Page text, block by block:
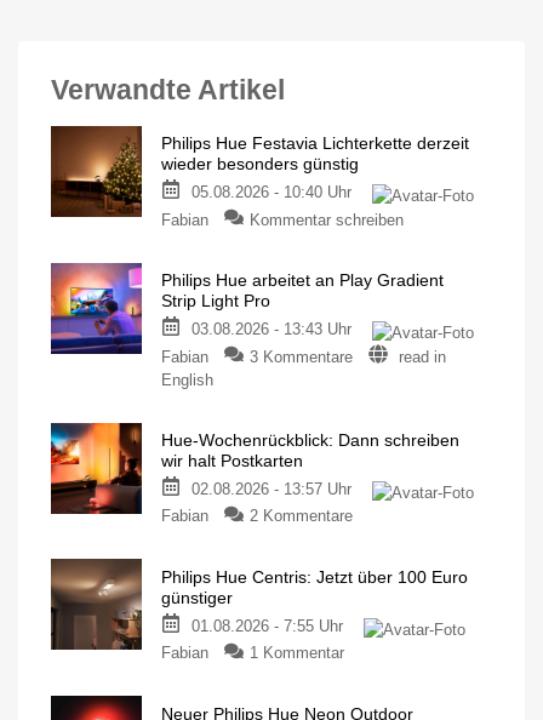
Verwandte Artikel
Philips Hue Festavia Lichterkette derzeit
wieder besonders günstig
05.08.2026 - 10:40 Uhr
Fabian
Kommentar schreiben
Philips Hue arbeitet an Play Gradient
Strip Light Pro
03.08.2026 - 13:43 Uhr
Fabian
3 Kommentare
read in
English
Hue-Wochenrückblick: Dann schreiben
wir halt Postkarten
02.08.2026 - 13:57 Uhr
Fabian
2 Kommentare
Philips Hue Centris: Jetzt über 100 Euro
günstiger
01.08.2026 - 7:55 Uhr
Fabian
1 Kommentar
Neuer Philips Hue Neon Outdoor